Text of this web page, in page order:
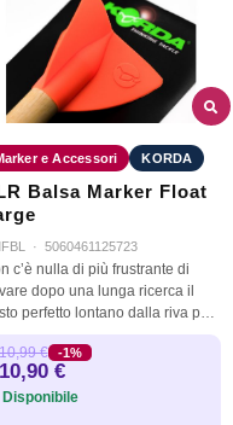
e Accessori KORDA
Balsa Marker Float
· 5060461125723
c’è nulla di più frustrante di
dopo una lunga ricerca il
perfetto lontano dalla riva per
perderlo perché il segnalino non
a galla! Grazie al SLR Marker
super…
€ -1%
10,90 €
Disponibile